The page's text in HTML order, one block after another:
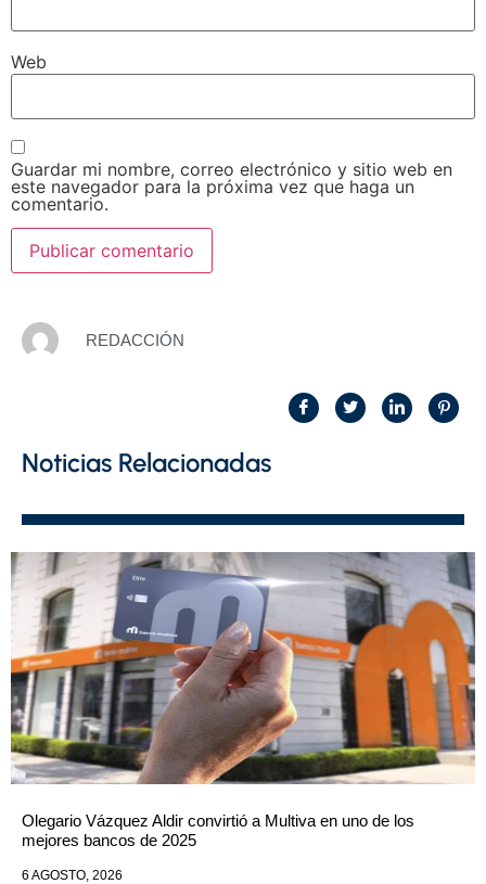
Web
Guardar mi nombre, correo electrónico y sitio web en
este navegador para la próxima vez que haga un
comentario.
REDACCIÓN
Noticias Relacionadas
Olegario Vázquez Aldir convirtió a Multiva en uno de los
mejores bancos de 2025
6 AGOSTO, 2026